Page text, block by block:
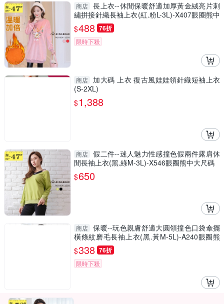
商店 長上衣--休閒保暖舒適加厚黃金絨亮片刺
繡拼接針織長袖上衣(紅.粉L-3L)-X407眼圈熊中
大尺碼◎
$488 76折
限時下殺
商店
加大碼 上衣 復古風娃娃領針織短袖上衣
(S-2XL)
$1,388
商店 假二件--迷人魅力性感撞色假兩件露肩休
閒長袖上衣(黑.綠M-3L)-X546眼圈熊中大尺碼
$650
商店 保暖--玩色親膚舒適大圓領撞色口袋傘擺
橫條紋磨毛長袖上衣(黑.黃M-5L)-A240眼圈熊
中大尺碼
$338 76折
限時下殺